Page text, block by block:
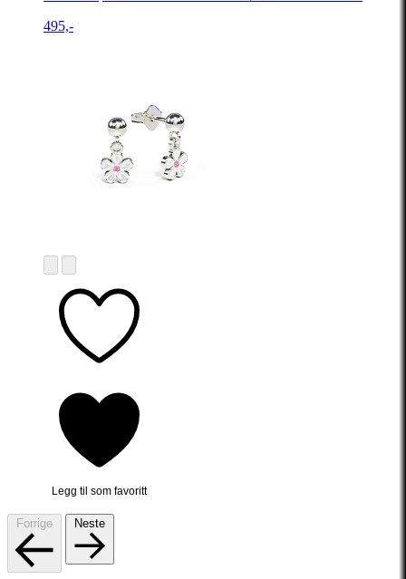
495,-
Legg til som favoritt
Forrige Neste